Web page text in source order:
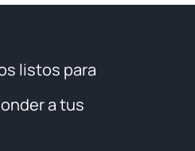
listos para
a tus